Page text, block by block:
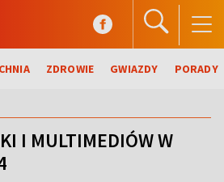
ZDROWIE GWIAZDY PORADY
I MULTIMEDIÓW W